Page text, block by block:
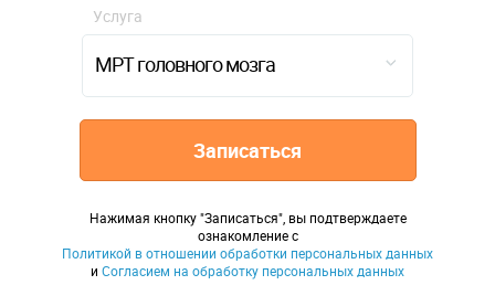
МРТ головного мозга
Услуга
Записаться
Нажимая кнопку "Записаться", вы подтверждаете
ознакомление с
Политикой в отношении обработки персональных данных
и Согласием на обработку персональных данных